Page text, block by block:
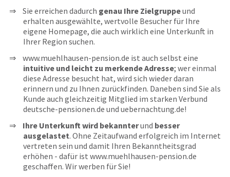
Sie erreichen dadurch genau Ihre Zielgruppeund
erhalten ausgewählte, wertvolle Besucher für Ihre
eigene Homepage, die auch wirklich eine Unterkunft in
Ihrer Region suchen.
www.muehlhausen-pension.de ist auch selbst eine
intuitive und leicht zu merkende Adresse; wer einmal
diese Adresse besucht hat, wird sich wieder daran
erinnern und zu Ihnen zurückfinden. Daneben sind Sie als
Kunde auch gleichzeitig Mitglied im starken Verbund
deutsche-pensionen.de und uebernachtung.de!
Ihre Unterkunft wird bekannterund besser
ausgelastet. Ohne Zeitaufwand erfolgreich im Internet
vertreten sein und damit Ihren Bekanntheitsgrad
erhöhen - dafür ist www.muehlhausen-pension.de
geschaffen. Wir werben für Sie!